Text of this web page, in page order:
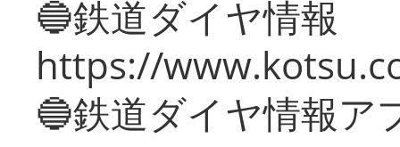
🔵鉄道ダイヤ情報
https://
🔵鉄道ダイヤ情報ア